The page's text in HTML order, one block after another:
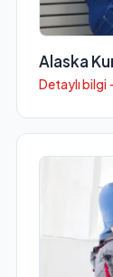
Alaska
Detaylı bilgi